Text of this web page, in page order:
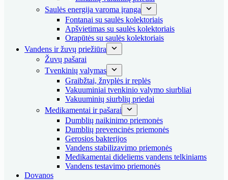
Saulės energija varoma įranga
Fontanai su saulės kolektoriais
Apšvietimas su saulės kolektoriais
Orapūtės su saulės kolektoriais
Vandens ir žuvų priežiūra
Žuvų pašarai
Tvenkinių valymas
Graibžtai, žnyplės ir replės
Vakuuminiai tvenkinio valymo siurbliai
Vakuuminių siurblių priedai
Medikamentai ir pašarai
Dumblių naikinimo priemonės
Dumblių prevencinės priemonės
Gerosios bakterijos
Vandens stabilizavimo priemonės
Medikamentai dideliems vandens telkiniams
Vandens testavimo priemonės
Dovanos